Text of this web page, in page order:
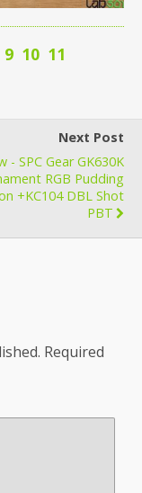
9 10 11
Next Post
- SPC Gear GK630K
RGB Pudding
+KC104 DBL Shot
PBT
Required